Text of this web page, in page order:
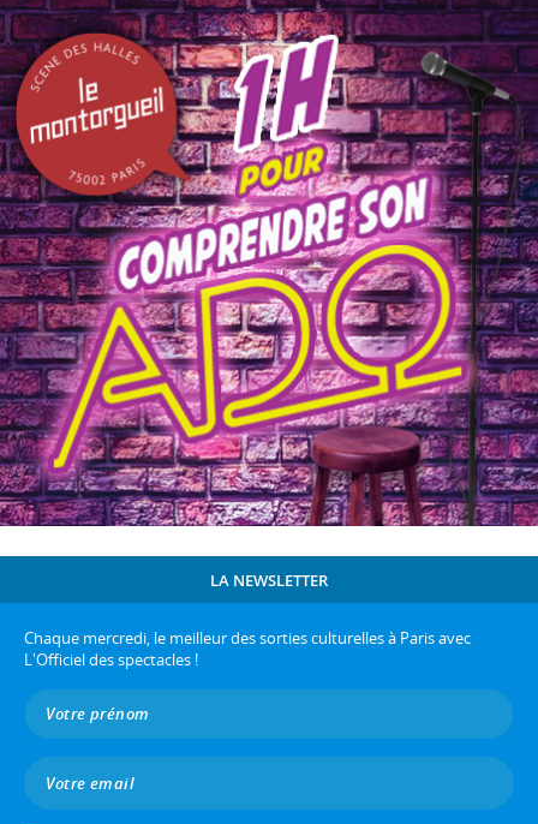
LA NEWSLETTER
Chaque mercredi, le meilleur des sorties culturelles à Paris avec
L'Officiel des spectacles !